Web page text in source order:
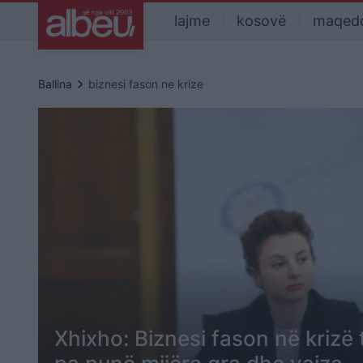
lajme kosovë
Ballina keyboard_arrow_right biznesi fason ne krize
Xhixho: Biznesi fason në krizë